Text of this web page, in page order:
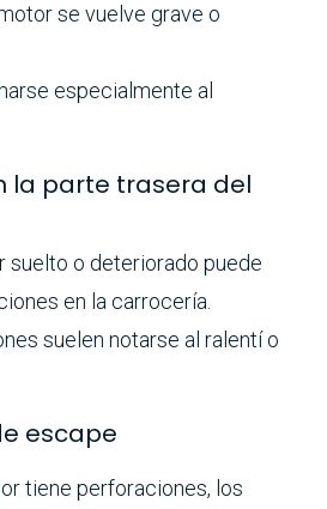
se vuelve grave o
especialmente al
la parte trasera del
suelto o deteriorado puede
en la carrocería.
suelen notarse al ralentí o
escape
tiene perforaciones, los